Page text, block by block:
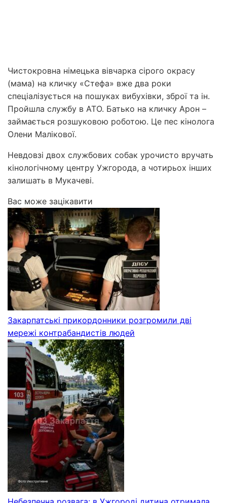
Чистокровна німецька вівчарка сірого окрасу
(мама) на кличку «Стефа» вже два роки
спеціалізується на пошуках вибухівки, зброї та ін.
Пройшла службу в АТО. Батько на кличку Арон –
займається розшуковою роботою. Це пес кінолога
Олени Малікової.
Невдовзі двох службових собак урочисто вручать
кінологічному центру Ужгорода, а чотирьох інших
залишать в Мукачеві.
Вас може зацікавити
Закарпатські прикордонники розгромили дві
мережі контрабандистів людей